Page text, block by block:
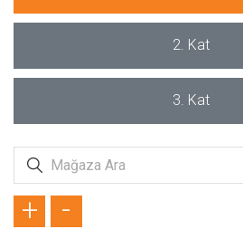
2. Kat
3. Kat
+ -